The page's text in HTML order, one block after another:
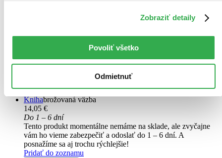
Zobraziť detaily
Povoliť všetko
Odmietnuť
Jiří Patočka
Knihabrožovaná väzba
14,05 €
Do 1 – 6 dní
Tento produkt momentálne nemáme na sklade, ale zvyčajne
vám ho vieme zabezpečiť a odoslať do 1 – 6 dní. A
posnažíme sa aj trochu rýchlejšie!
Pridať do zoznamu